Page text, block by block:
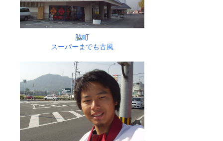
脇町
スーパーまでも古風